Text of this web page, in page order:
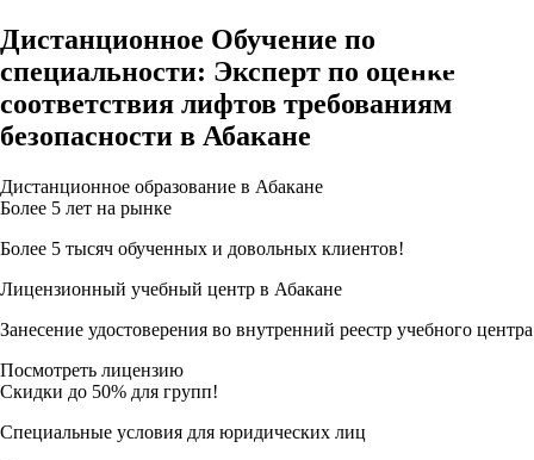
Дистанционное Обучение по
специальности: Эксперт по оценке
соответствия лифтов требованиям
безопасности в Абакане
Дистанционное образование в Абакане
Более 5 лет на рынке
Более 5 тысяч обученных и довольных клиентов!
Лицензионный учебный центр в Абакане
Занесение удостоверения во внутренний реестр учебного центра
Посмотреть лицензию
Скидки до 50% для групп!
Специальные условия для юридических лиц